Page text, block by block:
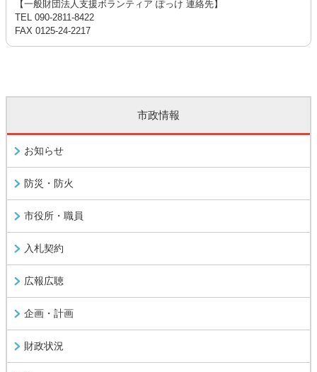
【一般財団法人支援­ボランティ­ア ぽっけ­ 連絡先】
TEL 090-2811-8422
FAX 0125-24-2217
市政情報
お知らせ
防災・防火
市役所・職員
入札契約
広報広聴
企画・計画
財政状況